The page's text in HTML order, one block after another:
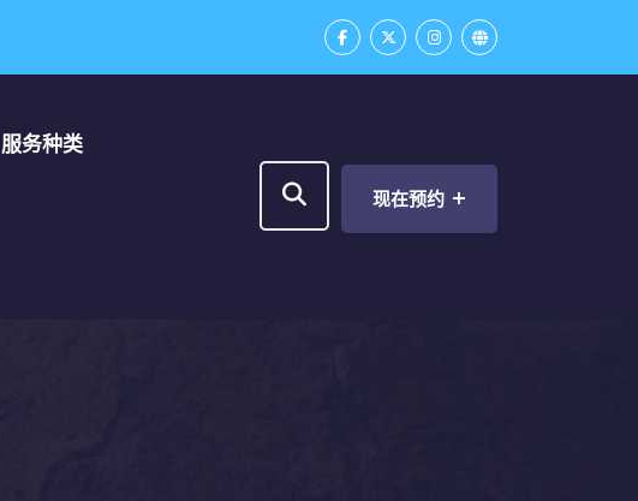
服务种类
现在预约 +